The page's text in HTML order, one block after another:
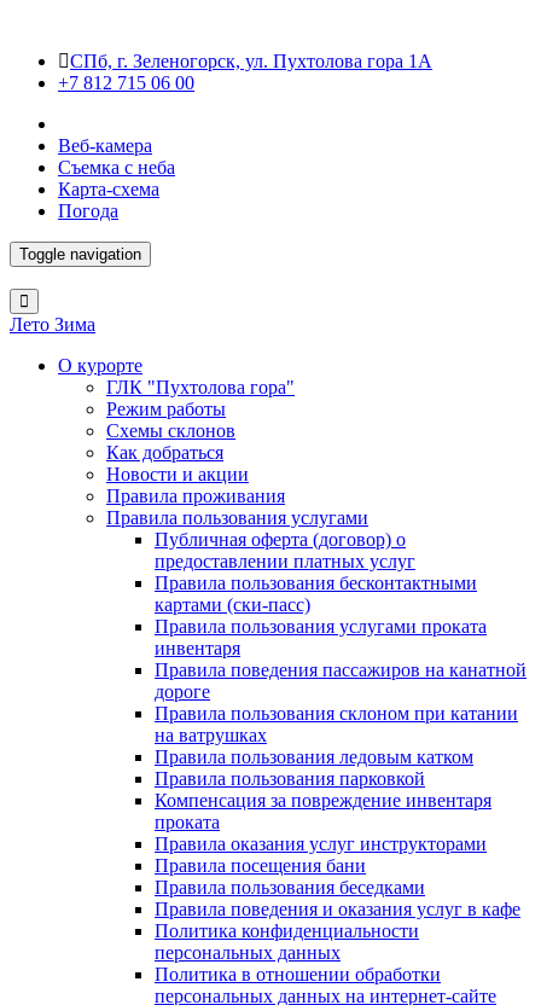
СПб, г. Зеленогорск, ул. Пухтолова гора 1А
+7 812 715 06 00
Веб-камера
Съемка с неба
Карта-схема
Погода
Toggle navigation
Лето Зима
О курорте
ГЛК "Пухтолова гора"
Режим работы
Схемы склонов
Как добраться
Новости и акции
Правила проживания
Правила пользования услугами
Публичная оферта (договор) о
предоставлении платных услуг
Правила пользования бесконтактными
картами (ски-пасс)
Правила пользования услугами проката
инвентаря
Правила поведения пассажиров на канатной
дороге
Правила пользования склоном при катании
на ватрушках
Правила пользования ледовым катком
Правила пользования парковкой
Компенсация за повреждение инвентаря
проката
Правила оказания услуг инструкторами
Правила посещения бани
Правила пользования беседками
Правила поведения и оказания услуг в кафе
Политика конфиденциальности
персональных данных
Политика в отношении обработки
персональных данных на интернет-сайте